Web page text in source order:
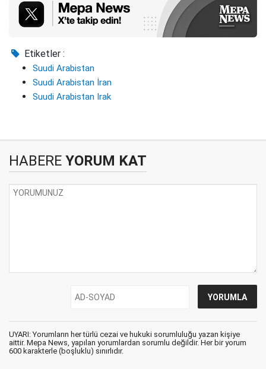
Etiketler :
Suudi Arabistan
Suudi Arabistan İran
Suudi Arabistan Irak
HABERE YORUM KAT
UYARI: Yorumların her türlü cezai ve hukuki sorumluluğu yazan kişiye
aittir. Mepa News, yapılan yorumlardan sorumlu değildir. Her bir yorum
600 karakterle (boşluklu) sınırlıdır.